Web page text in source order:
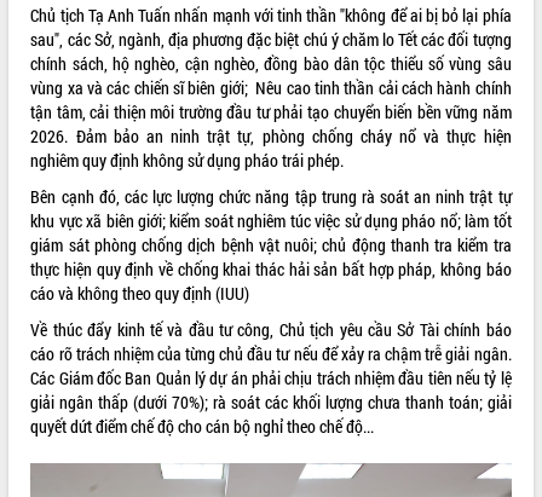
Đắk Lắk rà soát, điều chỉnh Đề án 190
về phát triển nuôi trồng thủy sản
Phó Chủ tịch UBND tỉnh Đắk Lắk
Trương Công Thái kiểm tra thực địa
Dự án cao tốc Khánh Hòa - Buôn Ma
Thuột
Định vị cà phê Việt Nam như một “di
sản sống” trong dòng chảy toàn cầu
Xây dựng nông thôn mới: Nâng cao đời
sống người dân từ những mô hình thiết
thực
Quyết liệt tháo gỡ vướng mắc, đẩy
nhanh tiến độ các dự án trọng điểm
trong Khu kinh tế Nam Phú Yên
Hòn Yến phát triển du lịch gắn với bảo
tồn biển
Lấy ý kiến điều chỉnh Quy hoạch tỉnh
Đắk Lắk thời kỳ 2021-2030, tầm nhìn
đến năm 2050
Chủ tịch Tạ Anh Tuấn nhấn mạnh với tinh thần "không để ai bị bỏ lại phía
sau", các Sở, ngành, địa phương đặc biệt chú ý chăm lo Tết các đối tượng
chính sách, hộ nghèo, cận nghèo, đồng bào dân tộc thiểu số vùng sâu
vùng xa và các chiến sĩ biên giới; Nêu cao tinh thần cải cách hành chính
tận tâm, cải thiện môi trường đầu tư phải tạo chuyển biến bền vững năm
2026. Đảm bảo an ninh trật tự, phòng chống cháy nổ và thực hiện
nghiêm quy định không sử dụng pháo trái phép.
Bên cạnh đó, các lực lượng chức năng tập trung rà soát an ninh trật tự
khu vực xã biên giới; kiểm soát nghiêm túc việc sử dụng pháo nổ; làm tốt
giám sát phòng chống dịch bệnh vật nuôi; chủ động thanh tra kiểm tra
thực hiện quy định về chống khai thác hải sản bất hợp pháp, không báo
cáo và không theo quy định (IUU)
Về thúc đẩy kinh tế và đầu tư công, Chủ tịch yêu cầu Sở Tài chính báo
cáo rõ trách nhiệm của từng chủ đầu tư nếu để xảy ra chậm trễ giải ngân.
Các Giám đốc Ban Quản lý dự án phải chịu trách nhiệm đầu tiên nếu tỷ lệ
giải ngân thấp (dưới 70%); rà soát các khối lượng chưa thanh toán; giải
quyết dứt điểm chế độ cho cán bộ nghỉ theo chế độ...